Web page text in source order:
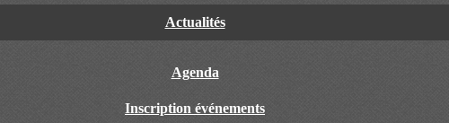
Actualités
Agenda
Inscription événements